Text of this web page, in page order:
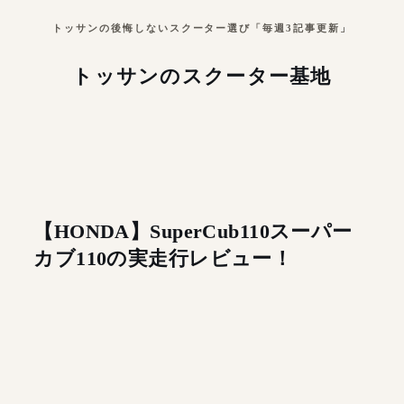
トッサンの後悔しないスクーター選び「毎週3記事更新」
トッサンのスクーター基地
【HONDA】SuperCub110スーパー
カブ110の実走行レビュー！